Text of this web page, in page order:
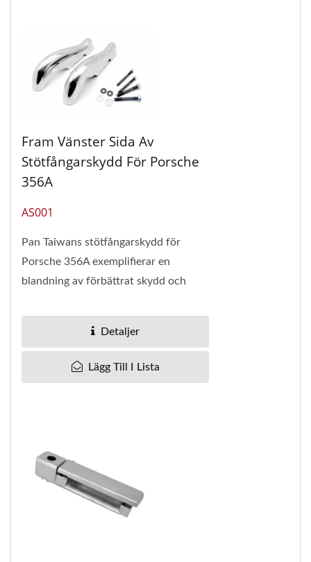
Fram Vänster Sida Av
Stötfångarskydd För Porsche
356A
AS001
Pan Taiwans stötfångarskydd för
Porsche 356A exemplifierar en
blandning av förbättrat skydd och
högkvalitativa material,...
Detaljer
Lägg Till I Lista